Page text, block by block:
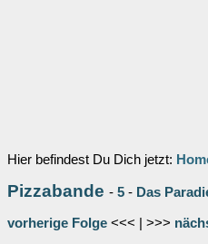
Hier befindest Du Dich jetzt:
Pizzabande - 5 - Das
vorherige Folge <<< | >>>